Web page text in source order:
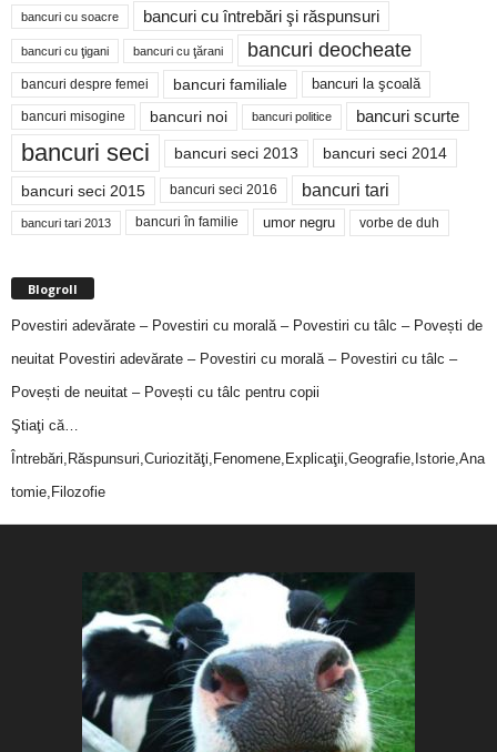
bancuri cu soacre bancuri cu întrebări şi răspunsuri
bancuri cu ţigani bancuri cu ţărani bancuri deocheate
bancuri despre femei bancuri familiale bancuri la şcoală
bancuri misogine bancuri noi bancuri politice bancuri scurte
bancuri seci bancuri seci 2013 bancuri seci 2014
bancuri seci 2015 bancuri seci 2016 bancuri tari
bancuri tari 2013 bancuri în familie umor negru vorbe de duh
Blogroll
Povestiri adevărate – Povestiri cu morală – Povestiri cu tâlc – Povești de
neuitat Povestiri adevărate – Povestiri cu morală – Povestiri cu tâlc –
Povești de neuitat – Povești cu tâlc pentru copii
Ştiaţi că…
Întrebări,Răspunsuri,Curiozităţi,Fenomene,Explicaţii,Geografie,Istorie,Ana
tomie,Filozofie